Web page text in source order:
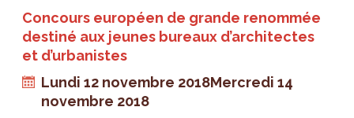
Concours européen de grande renommée
destiné aux jeunes bureaux d’architectes
et d’urbanistes
Lundi 12 novembre 2018Mercredi 14
novembre 2018